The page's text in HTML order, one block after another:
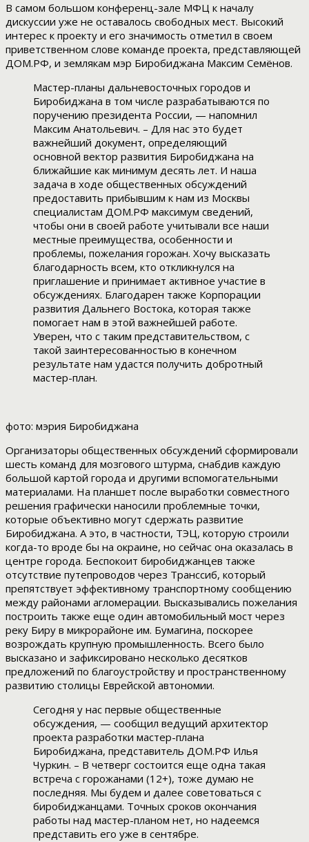
В самом большом конференц-зале МФЦ к началу
дискуссии уже не оставалось свободных мест. Высокий
интерес к проекту и его значимость отметил в своем
приветственном слове команде проекта, представляющей
ДОМ.РФ, и землякам мэр Биробиджана Максим Семёнов.
Мастер-планы дальневосточных городов и
Биробиджана в том числе разрабатываются по
поручению президента России, — напомнил
Максим Анатольевич. – Для нас это будет
важнейший документ, определяющий
основной вектор развития Биробиджана на
ближайшие как минимум десять лет. И наша
задача в ходе общественных обсуждений
предоставить прибывшим к нам из Москвы
специалистам ДОМ.РФ максимум сведений,
чтобы они в своей работе учитывали все наши
местные преимущества, особенности и
проблемы, пожелания горожан. Хочу высказать
благодарность всем, кто откликнулся на
приглашение и принимает активное участие в
обсуждениях. Благодарен также Корпорации
развития Дальнего Востока, которая также
помогает нам в этой важнейшей работе.
Уверен, что с таким представительством, с
такой заинтересованностью в конечном
результате нам удастся получить добротный
мастер-план.
фото: мэрия Биробиджана
Организаторы общественных обсуждений сформировали
шесть команд для мозгового штурма, снабдив каждую
большой картой города и другими вспомогательными
материалами. На планшет после выработки совместного
решения графически наносили проблемные точки,
которые объективно могут сдержать развитие
Биробиджана. А это, в частности, ТЭЦ, которую строили
когда-то вроде бы на окраине, но сейчас она оказалась в
центре города. Беспокоит биробиджанцев также
отсутствие путепроводов через Транссиб, который
препятствует эффективному транспортному сообщению
между районами агломерации. Высказывались пожелания
построить также еще один автомобильный мост через
реку Биру в микрорайоне им. Бумагина, поскорее
возрождать крупную промышленность. Всего было
высказано и зафиксировано несколько десятков
предложений по благоустройству и пространственному
развитию столицы Еврейской автономии.
Сегодня у нас первые общественные
обсуждения, — сообщил ведущий архитектор
проекта разработки мастер-плана
Биробиджана, представитель ДОМ.РФ Илья
Чуркин. – В четверг состоится еще одна такая
встреча с горожанами (12+), тоже думаю не
последняя. Мы будем и далее советоваться с
биробиджанцами. Точных сроков окончания
работы над мастер-планом нет, но надеемся
представить его уже в сентябре.